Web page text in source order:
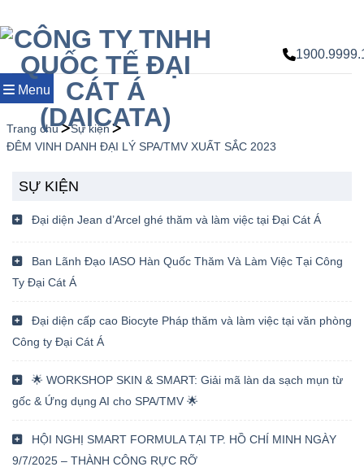
đến
nội
dung
Menu
Trang chủ
Sự kiện
ĐÊM VINH DANH ĐẠI LÝ SPA/TMV XUẤT SẮC 2023
SỰ KIỆN
Đại diện Jean d’Arcel ghé thăm và làm việc tại Đại Cát Á
Ban Lãnh Đạo IASO Hàn Quốc Thăm Và Làm Việc Tại Công
Ty Đại Cát Á
Đại diện cấp cao Biocyte Pháp thăm và làm việc tại văn phòng
Công ty Đại Cát Á
🌟 WORKSHOP SKIN & SMART: Giải mã làn da sạch mụn từ
gốc & Ứng dụng AI cho SPA/TMV 🌟
HỘI NGHỊ SMART FORMULA TẠI TP. HỒ CHÍ MINH NGÀY
9/7/2025 – THÀNH CÔNG RỰC RỠ